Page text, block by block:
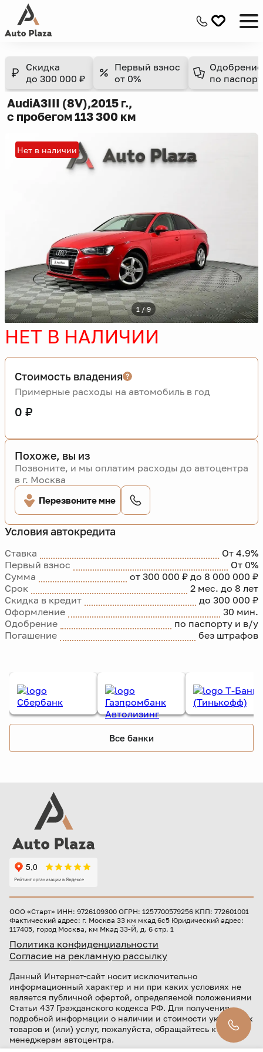
Скидка
до 300 000 ₽
Первый взнос
от 0%
Одобрение
по
AudiA3III (8V),2015 г.,
с пробегом 113 300 км
Нет в наличии
1 / 9
НЕТ В НАЛИЧИИ
Условия автокредита
Ставка
От 4.9%
Первый взнос
От 0%
Сумма
от 300 000 ₽ до 8 000 000 ₽
Срок
2 мес. до 8 лет
Скидка в кредит
до 300 000 ₽
Оформление
30 мин.
Одобрение
по паспорту и в/у
Погашение
без штрафов
Стоимость владения
Примерные расходы на автомобиль в год
0 ₽
Похоже, вы из
Позвоните, и мы оплатим расходы до автоцентра
в г. Москва
Перезвоните мне
Все банки
ООО «Старт» ИНН: 9726109300 ОГРН: 1257700579256 КПП: 772601001
Фактический адрес: г. Москва 33 км мкад 6с5 Юридический адрес:
117405, город Москва, км Мкад 33-Й, д. 6 стр. 1
Политика конфиденциальности
Согласие на рекламную рассылку
Данный Интернет-сайт носит исключительно
информационный характер и ни при каких условиях не
является публичной офертой, определяемой положениями
Статьи 437 Гражданского кодекса РФ. Для получения
подробной информации о наличии и стоимости указанных
товаров и (или) услуг, пожалуйста, обращайтесь к
менеджерам автоцентра.